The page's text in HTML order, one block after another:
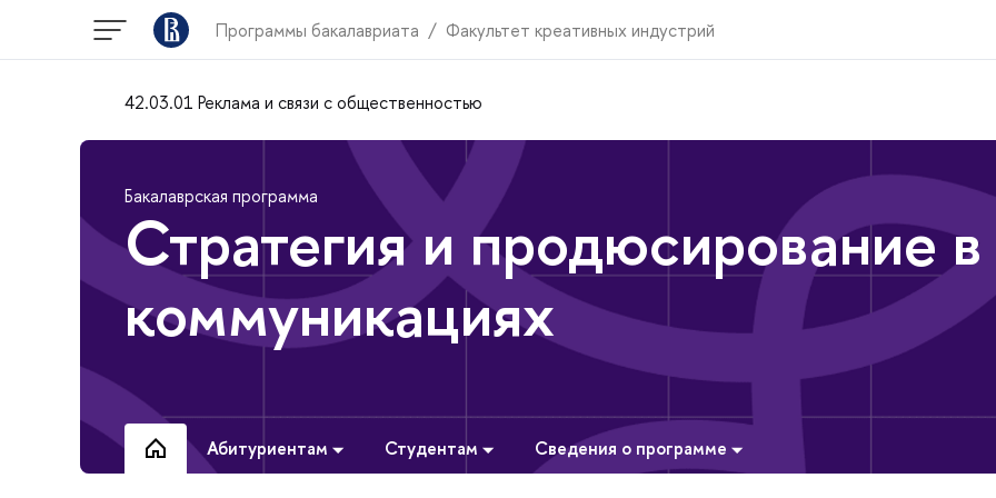
Программы бакалавриата Факультет креативных индустрий
42.03.01 Реклама и связи с общественностью
Бакалаврская программа
Стратегия и продюсирование в
коммуникациях
Абитуриентам Студентам Сведения о программе